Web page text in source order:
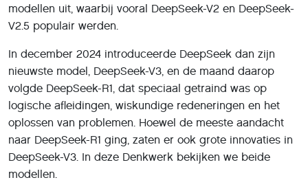
modellen uit, waarbij vooral DeepSeek-V2 en DeepSeek-
V2.5 populair werden.
In december 2024 introduceerde DeepSeek dan zijn
nieuwste model, DeepSeek-V3, en de maand daarop
volgde DeepSeek-R1, dat speciaal getraind was op
logische afleidingen, wiskundige redeneringen en het
oplossen van problemen. Hoewel de meeste aandacht
naar DeepSeek-R1 ging, zaten er ook grote innovaties in
DeepSeek-V3. In deze Denkwerk bekijken we beide
modellen.